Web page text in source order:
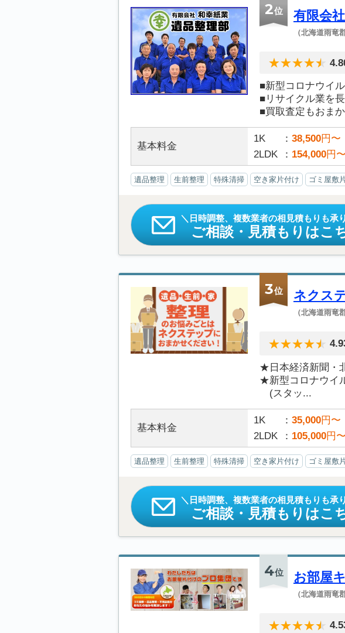
2位 有限会
（北海道雨竜
■新型コロナウイ
■リサイクル業を
■買取査定もおま
基本料金
1K 38,500円〜
2LDK
154,000円〜
遺品整理 生前整理 特殊清掃 空き家片付け ゴミ屋敷
日時調整、複数業者の相見積もりも承
ご相談・見積もりはこ
3位 ネクス
（北海道雨竜
★日本経済新聞・
★新型コロナウイ
(スタッ...
基本料金
1K 35,000円〜
2LDK
105,000円〜
遺品整理 生前整理 特殊清掃 空き家片付け ゴミ屋敷
日時調整、複数業者の相見積もりも承
ご相談・見積もりはこ
4位 お部屋
（北海道雨竜